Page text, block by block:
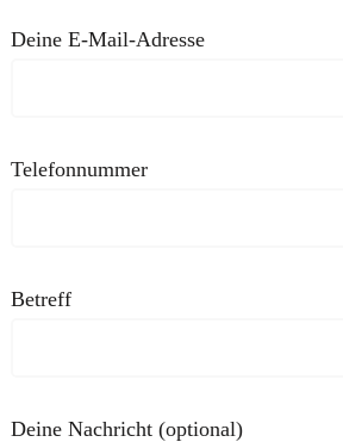
Deine E-Mail-Adresse
Telefonnummer
Betreff
Deine Nachricht (optional)